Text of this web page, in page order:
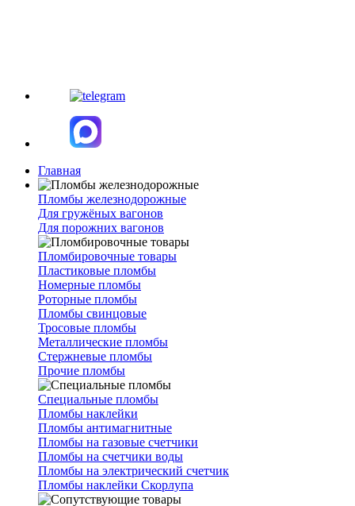
Главная
Пломбы железнодорожные
Для гружёных вагонов
Для порожних вагонов
Пломбировочные товары
Пластиковые пломбы
Номерные пломбы
Роторные пломбы
Пломбы свинцовые
Тросовые пломбы
Металлические пломбы
Стержневые пломбы
Прочие пломбы
Специальные пломбы
Пломбы наклейки
Пломбы антимагнитные
Пломбы на газовые счетчики
Пломбы на счетчики воды
Пломбы на электрический счетчик
Пломбы наклейки Скорлупа